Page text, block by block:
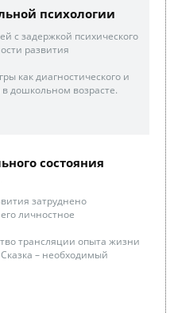
психологии
с задержкой психического
развития
как диагностического и
дошкольном возрасте.
состояния
затруднено
личностное
трансляции опыта жизни
– необходимый